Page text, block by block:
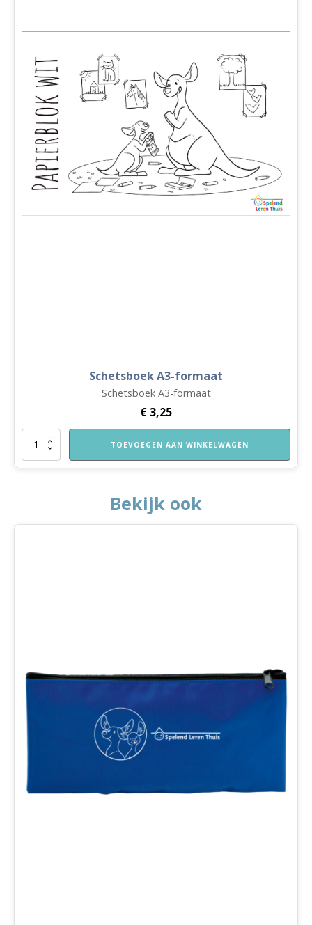
Bekijk ook
Schetsboek A3-formaat
Schetsboek A3-formaat
€3,25
Schetsboek
formaat
TOEVOEGEN AAN WINKELWAGEN